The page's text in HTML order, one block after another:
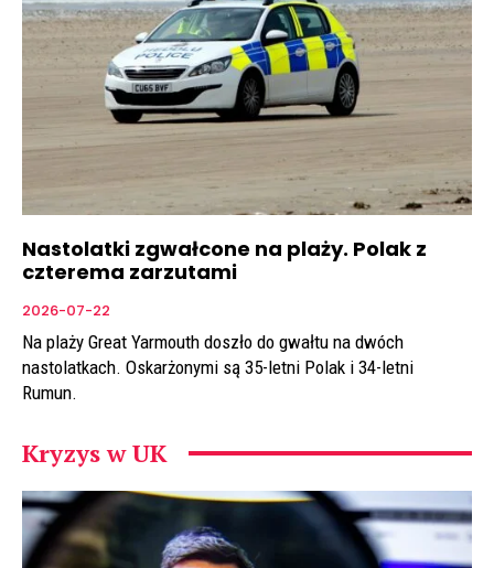
Nastolatki zgwałcone na plaży. Polak z
czterema zarzutami
2026-07-22
Na plaży Great Yarmouth doszło do gwałtu na dwóch
nastolatkach. Oskarżonymi są 35-letni Polak i 34-letni
Rumun.
Kryzys w UK